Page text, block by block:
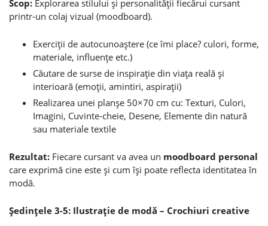
Scop: Explorarea stilului şi personalităţii fiecărui cursant
printr-un colaj vizual (moodboard).
Exerciţii de autocunoaştere (ce îmi place? culori, forme,
materiale, influenţe etc.)
Căutare de surse de inspiraţie din viaţa reală şi
interioară (emoţii, amintiri, aspiraţii)
Realizarea unei planşe 50×70 cm cu: Texturi, Culori,
Imagini, Cuvinte-cheie, Desene, Elemente din natură
sau materiale textile
Rezultat: Fiecare cursant va avea un moodboard personal
care exprimă cine este şi cum îşi poate reflecta identitatea în
modă.
Şedinţele 3-5: Ilustraţie de modă – Crochiuri creative